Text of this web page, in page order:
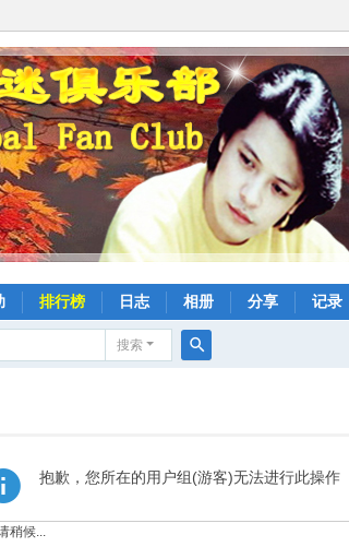
排行榜 日志 相册 分享 记录
搜索
抱歉，您所在的用户组(游客)无法进行此操作
稍候...